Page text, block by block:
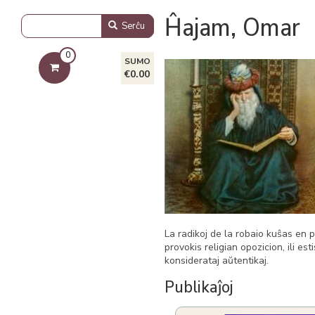
Ĥajam, Omar
La radikoj de la robaio kuŝas en
provokis religian opozicion, ili
konsiderataj aŭtentikaj.
Publikaĵoj
Serĉu
0
SUMO
€0.00